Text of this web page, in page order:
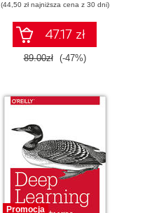
(44,50 zł najniższa cena z 30 dni)
47.17 zł
89.00zł (-47%)
Promocja